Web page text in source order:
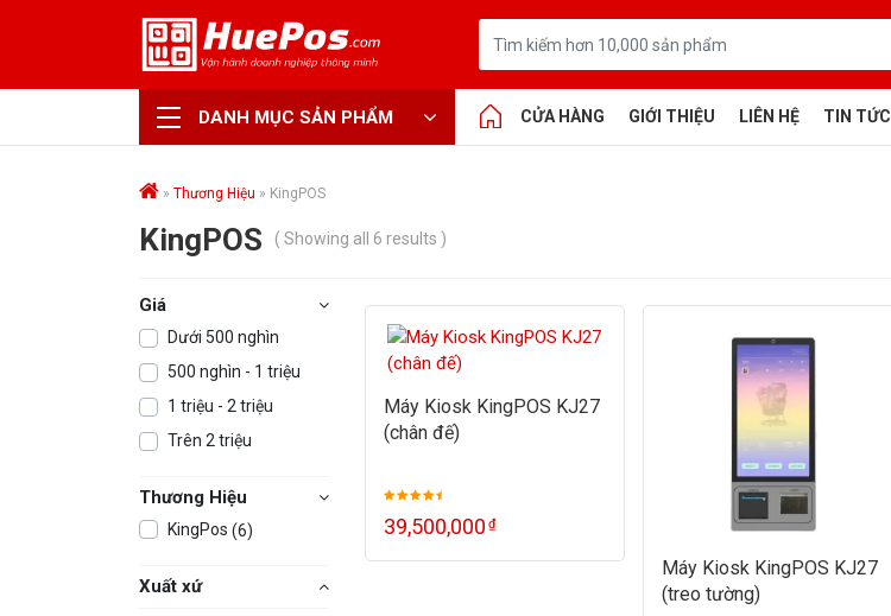
DANH MỤC SẢN PHẨM CỬA HÀNG GIỚI THIỆU LIÊN HỆ TIN TỨC
» Thương Hiệu » KingPOS
KingPOS ( Showing all 6 results )
Giá
Dưới 500 nghìn
500 nghìn - 1 triệu
1 triệu - 2 triệu
Trên 2 triệu
Thương Hiệu
KingPos (6)
Xuất xứ
Máy Kiosk KingPOS KJ27
(chân đế)
39,500,000₫
Máy Kiosk KingPOS KJ27
(treo tường)